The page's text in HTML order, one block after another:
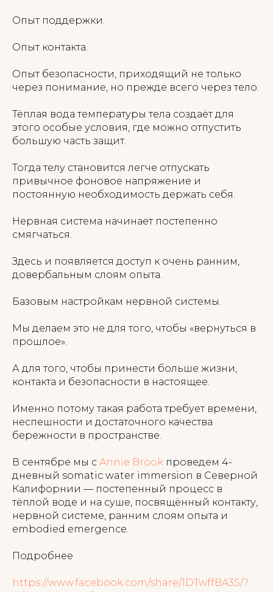
Опыт поддержки.
Опыт контакта.
Опыт безопасности, приходящий не только
через понимание, но прежде всего через тело.
Тёплая вода температуры тела создаёт для
этого особые условия, где можно отпустить
большую часть защит.
Тогда телу становится легче отпускать
привычное фоновое напряжение и
постоянную необходимость держать себя.
Нервная система начинает постепенно
смягчаться.
Здесь и появляется доступ к очень ранним,
довербальным слоям опыта.
Базовым настройкам нервной системы.
Мы делаем это не для того, чтобы «вернуться в
прошлое».
А для того, чтобы принести больше жизни,
контакта и безопасности в настоящее.
Именно потому такая работа требует времени,
неспешности и достаточного качества
бережности в пространстве.
В сентябре мы с Annie Brook проведем 4-
дневный somatic water immersion в Северной
Калифорнии — постепенный процесс в
тёплой воде и на суше, посвящённый контакту,
нервной системе, ранним слоям опыта и
embodied emergence.
Подробнее
https://www.facebook.com/share/1DTwffBA3S/?